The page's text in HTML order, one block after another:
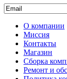
О компании
Миссия
Контакты
Магазин
Сборка
Ремонт и